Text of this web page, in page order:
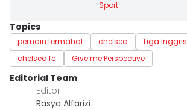
Sport
Topics
pemain termahal chelsea Liga Inggris
chelsea fc
Give me Perspective
Editorial Team
Editor
Rasya Alfarizi